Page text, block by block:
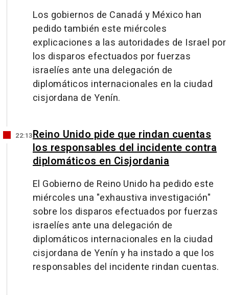
Los gobiernos de Canadá y México han
pedido también este miércoles
explicaciones a las autoridades de Israel por
los disparos efectuados por fuerzas
israelíes ante una delegación de
diplomáticos internacionales en la ciudad
cisjordana de Yenín.
22:13Reino Unido pide que rindan cuentas
los responsables del incidente contra
diplomáticos en Cisjordania
El Gobierno de Reino Unido ha pedido este
miércoles una "exhaustiva investigación"
sobre los disparos efectuados por fuerzas
israelíes ante una delegación de
diplomáticos internacionales en la ciudad
cisjordana de Yenín y ha instado a que los
responsables del incidente rindan cuentas.